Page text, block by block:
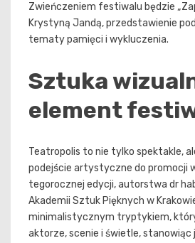
Zwieńczeniem festiwalu będzie
Krystyną Jandą, przedstawienie
tematy pamięci i wykluczenia.
Sztuka
element
Teatropolis to nie tylko spektakle,
podejście artystyczne do promocji
tegorocznej edycji, autorstwa dr
Akademii Sztuk Pięknych w
minimalistycznym tryptykiem,
aktorze, scenie i świetle, stanowiąc